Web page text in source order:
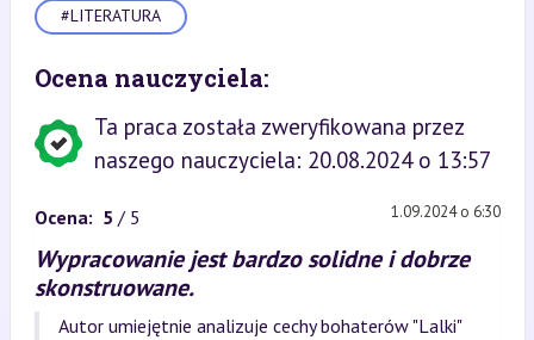
#LITERATURA
Ocena nauczyciela:
Ta praca została zweryfikowana przez
naszego nauczyciela: 20.08.2024 o 13:57
Ocena: 5 / 5 1.09.2024 o 6:30
Wypracowanie jest bardzo solidne i dobrze
skonstruowane.
Autor umiejętnie analizuje cechy bohaterów "Lalki"